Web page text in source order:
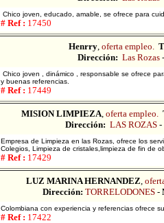
Chico joven, educado, amable, se ofrece para
# Ref : 17450
Henrry, oferta empleo.
Dirección: Las Rozas
Chico joven , dinámico , responsable se ofrece
y buenas referencias.
# Ref : 17449
MISION LIMPIEZA, oferta empleo.
Dirección: LAS ROZAS -
Empresa de Limpieza en las Rozas, ofrece los
Colegios, Limpieza de cristales,limpieza de fin de
# Ref : 17429
LUZ MARINA HERNANDEZ,
Dirección: TORRELODONES -
Colombiana con experiencia y referencias ofrece
# Ref : 17422